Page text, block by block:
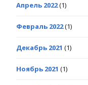
Апрель 2022(1)
Февраль 2022(1)
Декабрь 2021 (1)
Ноябрь 2021 (1)